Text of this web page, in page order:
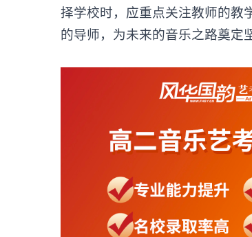
择学校时，应重点关注教师的教
的导师，为未来的音乐之路奠定